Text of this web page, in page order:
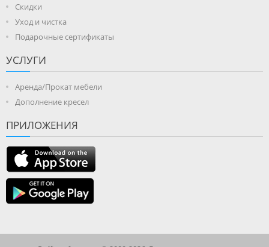
Скидки
Уход и чистка
Подарочные сертификаты
УСЛУГИ
Аренда/Прокат мебели
Дополнение кресел
ПРИЛОЖЕНИЯ